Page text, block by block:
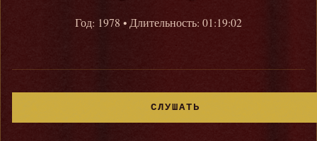
Год: 1978 • Длительность: 01:19:02
СЛУШАТЬ